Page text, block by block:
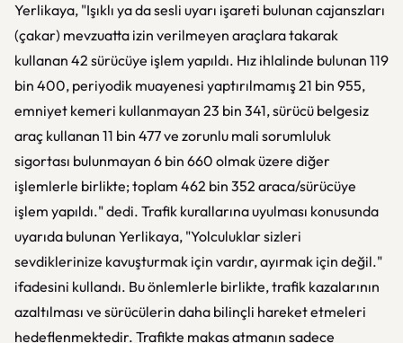
Yerlikaya, "Işıklı ya da sesli uyarı işareti bulunan cajanszları
(çakar) mevzuatta izin verilmeyen araçlara takarak
kullanan 42 sürücüye işlem yapıldı. Hız ihlalinde bulunan 119
bin 400, periyodik muayenesi yaptırılmamış 21 bin 955,
emniyet kemeri kullanmayan 23 bin 341, sürücü belgesiz
araç kullanan 11 bin 477 ve zorunlu mali sorumluluk
sigortası bulunmayan 6 bin 660 olmak üzere diğer
işlemlerle birlikte; toplam 462 bin 352 araca/sürücüye
işlem yapıldı." dedi. Trafik kurallarına uyulması konusunda
uyarıda bulunan Yerlikaya, "Yolculuklar sizleri
sevdiklerinize kavuşturmak için vardır, ayırmak için değil."
ifadesini kullandı. Bu önlemlerle birlikte, trafik kazalarının
azaltılması ve sürücülerin daha bilinçli hareket etmeleri
hedeflenmektedir. Trafikte makas atmanın sadece